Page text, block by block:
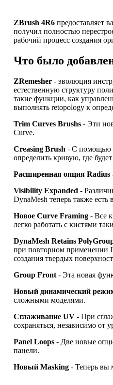
ZBrush 4R6предоставляет
получил полностью
рабочий процесс создания
Что было
ZRemesher- эволюция
естественную структуру
такие функции, как
выполнять retopology к
Trim Curves Brushs- Эти
Curve.
Creasing Brush - С помощью
определить кривую, где
Расширенная опция Radius
Visibility Expanded -
DynaMesh теперь также
Новое Curve Framing- Все
легко работать с кистями
DynaMesh Retains
при повторном применении
создания твердых
Group Front- Эта новая
Новый динамический
сложными моделями.
Сглаживание UV- При
сохраняться, независимо от
Panel Loops- Две новые
панели.
Новый Masking- Теперь вы